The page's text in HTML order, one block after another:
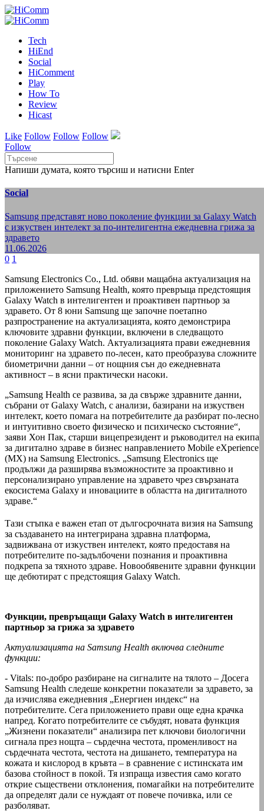
Tech
HiEnd
Social
HiComment
Play
How To
Review
Hicast
Like Follow Follow Follow
Follow
Напиши думата, която търсиш и натисни Enter
Social
Samsung представят ново поколение функции за Galaxy Watch
с изкуствен интелект за по-интелигентна ежедневна грижа за
здравето
11.06.2026
0 1
Samsung Electronics Co., Ltd. обяви мащабна актуализация на
приложението Samsung Health, която превръща предстоящия
Galaxy Watch в интелигентен и проактивен партньор за
здравето. От 8 юни Samsung ще започне поетапно
разпространение на актуализацията, която демонстрира
ключовите здравни функции, включени в следващото
поколение Galaxy Watch. Актуализацията прави ежедневния
мониторинг на здравето по-лесен, като преобразува сложните
биометрични данни – от нощния сън до ежедневната
активност – в ясни практически насоки.
„Samsung Health се развива, за да свърже здравните данни,
събрани от Galaxy Watch, с анализи, базирани на изкуствен
интелект, което помага на потребителите да разбират по-лесно
и интуитивно своето физическо и психическо състояние“,
заяви Хон Пак, старши вицепрезидент и ръководител на екипа
за дигитално здраве в бизнес направлението Mobile eXperience
(MX) на Samsung Electronics. „Samsung Electronics ще
продължи да разширява възможностите за проактивно и
персонализирано управление на здравето чрез свързаната
екосистема Galaxy и иновациите в областта на дигиталното
здраве.“
Тази стъпка е важен етап от дългосрочната визия на Samsung
за създаването на интегрирана здравна платформа,
задвижвана от изкуствен интелект, която предоставя на
потребителите по-задълбочени познания и проактивна
подкрепа за тяхното здраве. Новообявените здравни функции
ще дебютират с предстоящия Galaxy Watch.
Функции, превръщащи Galaxy Watch в интелигентен
партньор за грижа за здравето
Актуализацията на Samsung Health включва следните
функции:
- Vitals: по-добро разбиране на сигналите на тялото – Досега
Samsung Health следеше конкретни показатели за здравето, за
да изчислява ежедневния „Енергиен индекс“ на
потребителите. Сега приложението прави още една крачка
напред. Когато потребителите се събудят, новата функция
„Жизнени показатели“ анализира пет ключови биологични
сигнала през нощта – сърдечна честота, променливост на
сърдечната честота, честота на дишането, температура на
кожата и кислород в кръвта – в сравнение с истинската им
базова стойност в покой. Тя изпраща известия само когато
открие съществени отклонения, помагайки на потребителите
да определят дали се нуждаят от повече почивка, или се
разболяват.